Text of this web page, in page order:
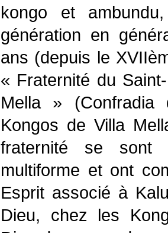
kongo et
génération en
ans (depuis le
« Fraternité du
Mella » (Confradia
Kongos de Villa
fraternité se sont
multiforme et ont
Esprit associé à
Dieu, chez les